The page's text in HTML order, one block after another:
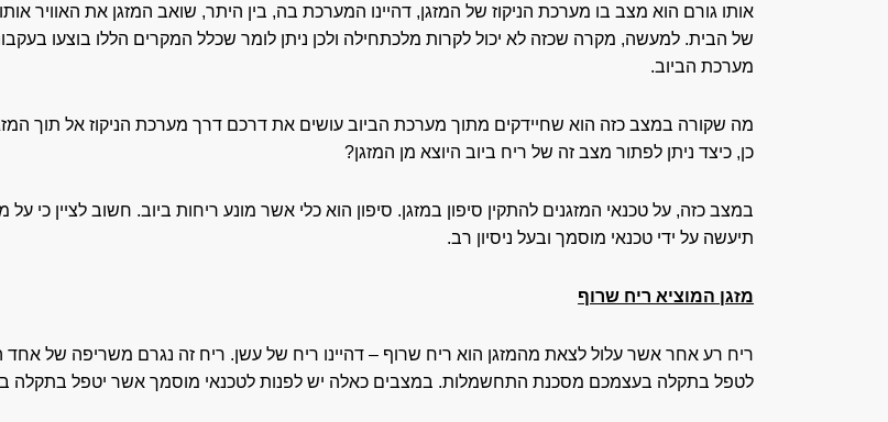
אותו גורם הוא מצב בו מערכת הניקוז של המזגן, דהיינו המערכת בה, בין היתר, שואב המזגן את האוויר
של הבית. למעשה, מקרה שכזה לא יכול לקרות מלכתחילה ולכן ניתן לומר שכלל המקרים הללו בוצעו
מערכת הביוב.
מה שקורה במצב כזה הוא שחיידקים מתוך מערכת הביוב עושים את דרכם דרך מערכת הניקוז אל תוך
כן, כיצד ניתן לפתור מצב זה של ריח ביוב היוצא מן המזגן?
במצב כזה, על טכנאי המזגנים להתקין סיפון במזגן. סיפון הוא כלי אשר מונע ריחות ביוב. חשוב לציין כי
תיעשה על ידי טכנאי מוסמך ובעל ניסיון רב.
מזגן המוציא ריח שרוף
ריח רע אחר אשר עלול לצאת מהמזגן הוא ריח שרוף – דהיינו ריח של עשן. ריח זה נגרם משריפה של אחד
לטפל בתקלה בעצמכם מסכנת התחשמלות. במצבים כאלה יש לפנות לטכנאי מוסמך אשר יטפל בתקלה